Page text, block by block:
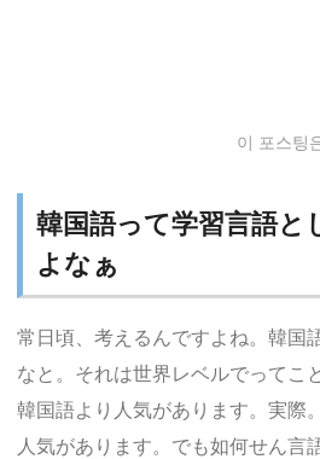
이 포스팅
韓国語って学習言語と
よなぁ
常日頃、考えるんですよね。韓国
なと。それは世界レベルでってこ
韓国語より人気があります。実際
人気があります。でも如何せん言